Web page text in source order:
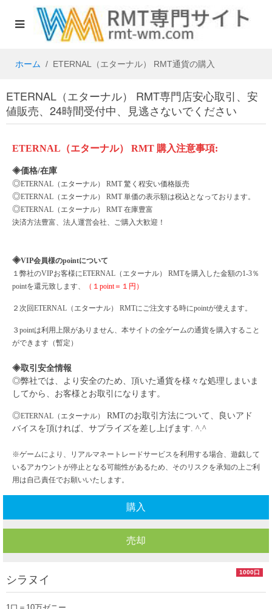
ホーム ETERNAL（エターナル） RMT通貨の購入
ETERNAL（エターナル） RMT専門店安心取引、安
値販売、24時間受付中、見逃さないでください
ETERNAL（エターナル） RMT 購入注意事項:
◈価格/在庫
◎ETERNAL（エターナル） RMT 驚く程安い価格販売
◎ETERNAL（エターナル） RMT 単価の表示額は税込となっております。
◎ETERNAL（エターナル）
RMT 在庫豊富
決済方法豊富、法人運営会社、ご購入大歓迎！
◈VIP会員様のpointについて
１弊社のVIPお客様にETERNAL（エターナル）
RMTを購入した金額の1-3％
pointを還元致します、
（１ point＝１円）
２次回ETERNAL（エターナル） RMTにご注文する時にpointが使えます。
３ pointは利用上限がありません、本サイトの全ゲームの通貨を購入すること
ができます（暫定）
◈取引安全情報
◎弊社では、より安全のため、頂いた通貨を様々な処理しまいま
してから、お客様とお取引になります。
◎ETERNAL（エターナル）
RMTのお取引方法について、良いアド
バイスを頂ければ、サプライズを差し上げます. ^.^
※ゲームにより、リアルマネートレードサービスを利用する場合、遊戯して
いるアカウントが停止となる可能性があるため、そのリスクを承知の上ご利
用は自己責任でお願いいたします。
購入
売却
1000口
シラヌイ